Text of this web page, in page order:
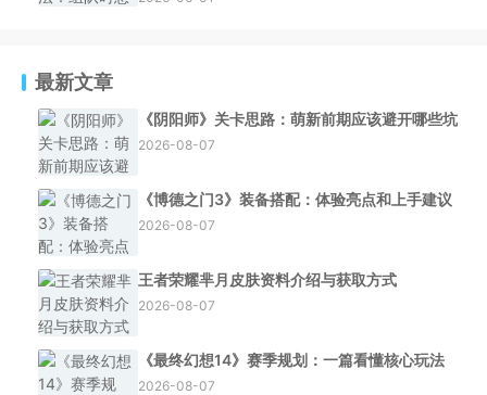
最新文章
《阴阳师》关卡思路：萌新前期应该避开哪些坑
2026-08-07
《博德之门3》装备搭配：体验亮点和上手建议
2026-08-07
王者荣耀芈月皮肤资料介绍与获取方式
2026-08-07
《最终幻想14》赛季规划：一篇看懂核心玩法
2026-08-07